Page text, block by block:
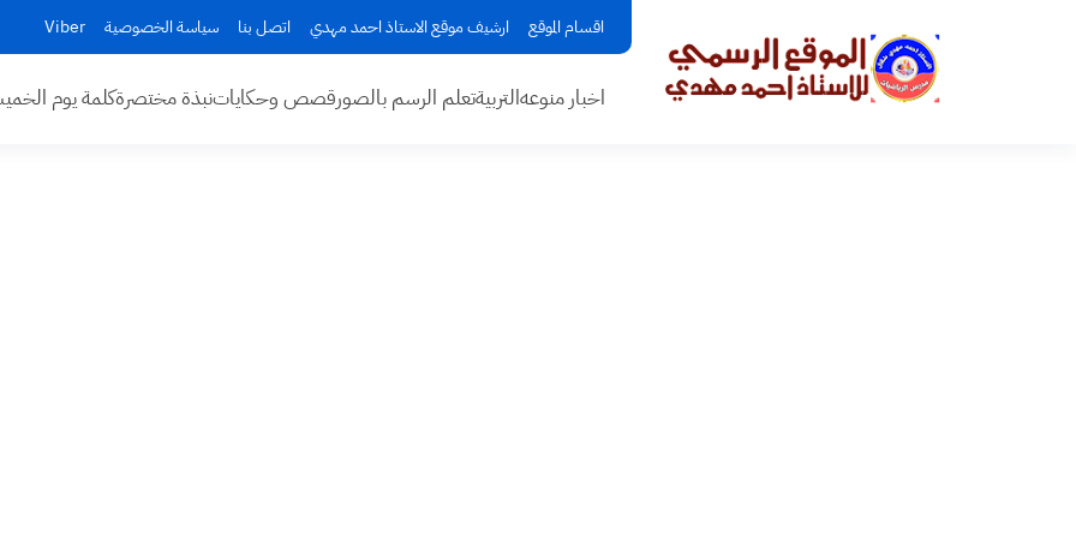
اقسام الموقع ارشيف موقع الاستاذ احمد مهدي اتصل بنا سياسة الخصوصية Viber
اخبار منوعهالتربيةتعلم الرسم بالصورقصص وحكاياتنبذة مختصرةكلمة يوم